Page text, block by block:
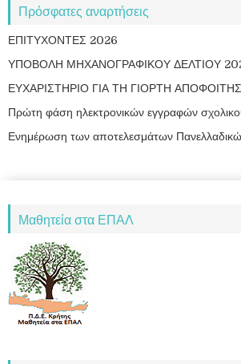
Πρόσφατες αναρτήσεις
ΕΠΙΤΥΧΟΝΤΕΣ 2026
ΥΠΟΒΟΛΗ ΜΗΧΑΝΟΓΡΑΦΙΚΟΥ ΔΕΛΤΙΟΥ
ΕΥΧΑΡΙΣΤΗΡΙΟ ΓΙΑ ΤΗ ΓΙΟΡΤΗ
Πρώτη φάση ηλεκτρονικών εγγραφών
Ενημέρωση των αποτελεσμάτων
Μαθητεία στα ΕΠΑΛ